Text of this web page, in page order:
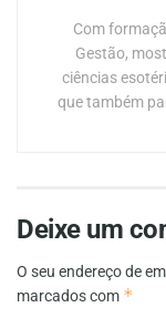
Com
Gestão,
ciências
que também
Deixe um
O seu endereço de
marcados com *